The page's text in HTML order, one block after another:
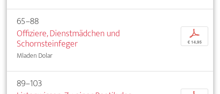
65–88
Offiziere, Dienstmädchen und
Schornsteinfeger
Mladen Dolar
p
€ 14,95
89–103